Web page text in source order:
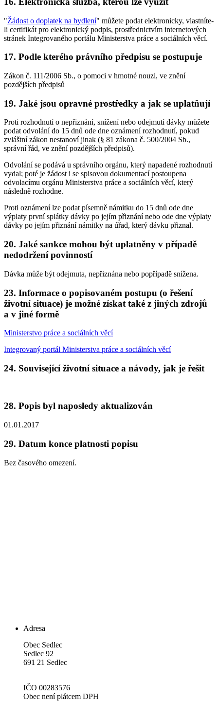
"Žádost o doplatek na bydlení" můžete podat elektronicky, vlastníte-
li certifikát pro elektronický podpis, prostřednictvím internetových
stránek Integrovaného portálu Ministerstva práce a sociálních věcí.
17. Podle kterého právního předpisu se postupuje
Zákon č. 111/2006 Sb., o pomoci v hmotné nouzi, ve znění
pozdějších předpisů
19. Jaké jsou opravné prostředky a jak se uplatňují
Proti rozhodnutí o nepřiznání, snížení nebo odejmutí dávky můžete
podat odvolání do 15 dnů ode dne oznámení rozhodnutí, pokud
zvláštní zákon nestanoví jinak (§ 81 zákona č. 500/2004 Sb.,
správní řád, ve znění pozdějších předpisů).
Odvolání se podává u správního orgánu, který napadené rozhodnutí
vydal; poté je žádost i se spisovou dokumentací postoupena
odvolacímu orgánu Ministerstva práce a sociálních věcí, který
následně rozhodne.
Proti oznámení lze podat písemně námitku do 15 dnů ode dne
výplaty první splátky dávky po jejím přiznání nebo ode dne výplaty
dávky po jejím přiznání námitky na úřad, který dávku přiznal.
20. Jaké sankce mohou být uplatněny v případě
nedodržení povinností
Dávka může být odejmuta, nepřiznána nebo popřípadě snížena.
23. Informace o popisovaném postupu (o řešení
životní situace) je možné získat také z jiných zdrojů
a v jiné formě
Ministerstvo práce a sociálních věcí
Integrovaný portál Ministerstva práce a sociálních věcí
24. Související životní situace a návody, jak je řešit
28. Popis byl naposledy aktualizován
01.01.2017
29. Datum konce platnosti popisu
Bez časového omezení.
Adresa
Obec Sedlec
Sedlec 92
691 21 Sedlec
IČO 00283576
Obec není plátcem DPH